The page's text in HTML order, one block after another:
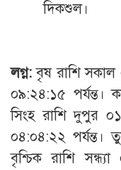
দিকশুল।
লগ্ন:বৃষ রাশি সকাল
০৯:২৪:১৫ পর্যন্ত।
সিংহ রাশি দুপুর
০৪:০৪:২২ পর্যন্ত।
বৃশ্চিক রাশি